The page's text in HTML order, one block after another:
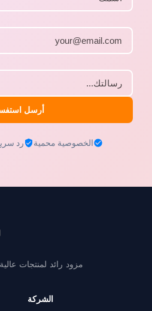
أرسل
الخصوصية محمية رد
مزود رائد لمنتجات
الشركة